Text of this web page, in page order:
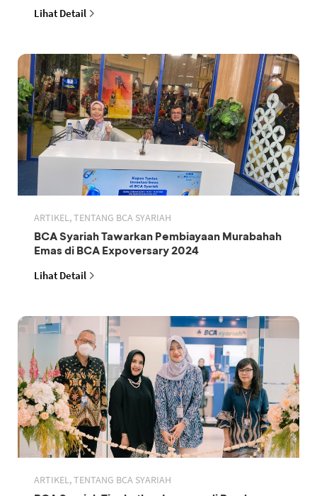
Lihat Detail
ARTIKEL, TENTANG BCA SYARIAH
BCA Syariah Tawarkan Pembiayaan Murabahah
Emas di BCA Expoversary 2024
Lihat Detail
ARTIKEL, TENTANG BCA SYARIAH